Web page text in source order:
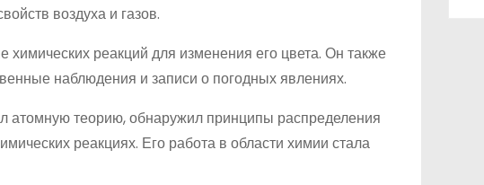
воздуха и газов.
химических реакций для изменения его цвета. Он также
наблюдения и записи о погодных явлениях.
атомную теорию, обнаружил принципы распределения
реакциях. Его работа в области химии стала